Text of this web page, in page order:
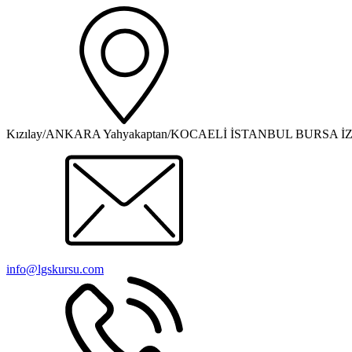
Kızılay/ANKARA Yahyakaptan/KOCAELİ İSTANBUL BURSA
info@lgskursu.com